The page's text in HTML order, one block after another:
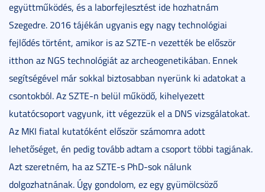
együttműködés, és a laborfejlesztést ide hozhatnám
Szegedre. 2016 tájékán ugyanis egy nagy technológiai
fejlődés történt, amikor is az SZTE-n vezették be először
itthon az NGS technológiát az archeogenetikában. Ennek
segítségével már sokkal biztosabban nyerünk ki adatokat a
csontokból. Az SZTE-n belül működő, kihelyezett
kutatócsoport vagyunk, itt végezzük el a DNS vizsgálatokat.
Az MKI fiatal kutatóként először számomra adott
lehetőséget, én pedig tovább adtam a csoport többi tagjának.
Azt szeretném, ha az SZTE-s PhD-sok nálunk
dolgozhatnának. Úgy gondolom, ez egy gyümölcsöző